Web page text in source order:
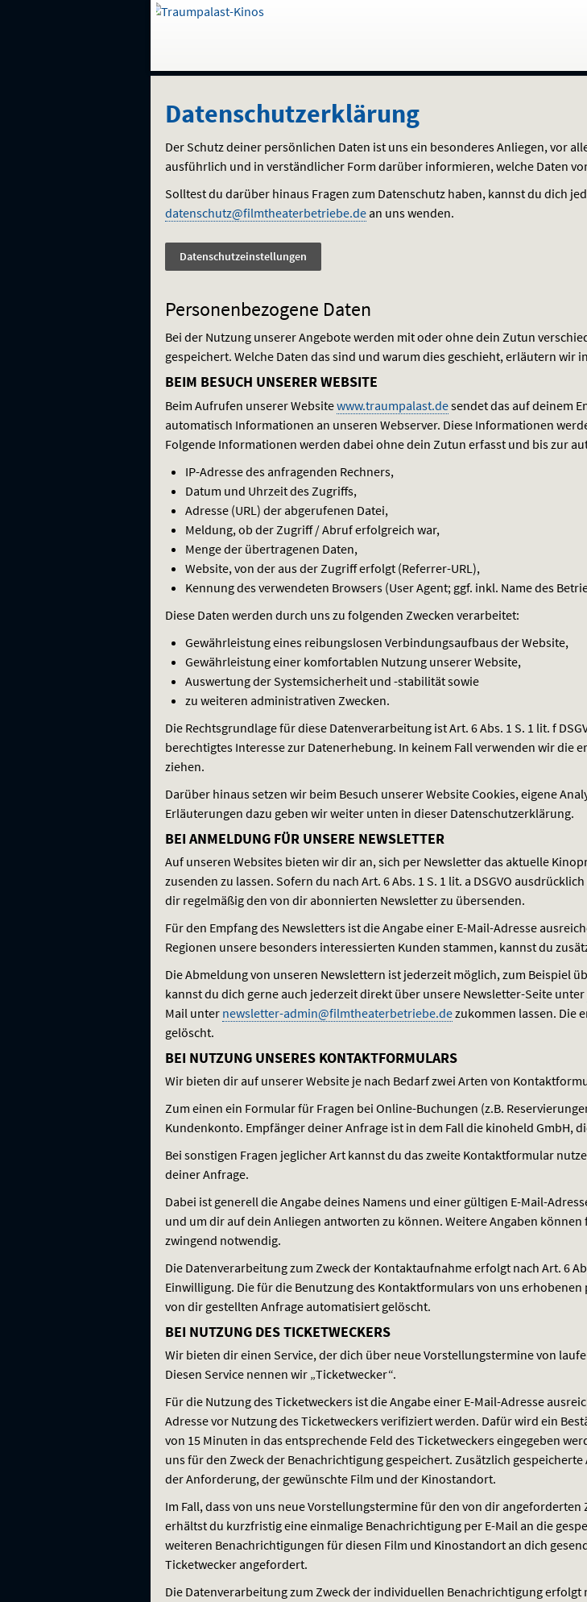
direkt
Inhalt
Menü
und
Service
Gehe
Auswahl
Datenschutzerklärung
Datenschutzerklärung
Der Schutz deiner persönlichen Daten ist uns ein besonderes Anliegen, vor
ausführlich und in verständlicher Form darüber informieren, welche Daten
Solltest du darüber hinaus Fragen zum Datenschutz haben, kannst du dich
datenschutz@filmtheaterbetriebe.de an uns wenden.
Datenschutzeinstellungen
Personenbezogene Daten
Bei der Nutzung unserer Angebote werden mit oder ohne dein Zutun
gespeichert. Welche Daten das sind und warum dies geschieht, erläutern wir
BEIM BESUCH UNSERER WEBSITE
Beim Aufrufen unserer Websitewww.traumpalast.desendet das auf deinem
automatisch Informationen an unseren Webserver. Diese Informationen
Folgende Informationen werden dabei ohne dein Zutun erfasst und bis zur
IP-Adresse des anfragenden Rechners,
Datum und Uhrzeit des Zugriffs,
Adresse (URL ) der abgerufenen Datei,
Meldung, ob der Zugriff / Abruf erfolgreich war,
Menge der übertragenen Daten,
Website, von der aus der Zugriff erfolgt (Referrer-URL ),
Kennung des verwendeten Browsers (User Agent; ggf. inkl. Name des
Diese Daten werden durch uns zu folgenden Zwecken verarbeitet:
Gewährleistung eines reibungslosen Verbindungsaufbaus der Website,
Gewährleistung einer komfortablen Nutzung unserer Website,
Auswertung der Systemsicherheit und -stabilität sowie
zu weiteren administrativen Zwecken.
Die Rechtsgrundlage für diese Datenverarbeitung ist Art. 6 Abs. 1 S. 1 lit. f
berechtigtes Interesse zur Datenerhebung. In keinem Fall verwenden wir die
ziehen.
Darüber hinaus setzen wir beim Besuch unserer Website Cookies, eigene
Erläuterungen dazu geben wir weiter unten in dieser Datenschutzerklärung.
BEI ANMELDUNG FÜR UNSERE NEWSLETTER
Auf unseren Websites bieten wir dir an, sich per Newsletter das aktuelle
zusenden zu lassen. Sofern du nach Art. 6 Abs. 1 S. 1 lit. a DSGVO ausdrücklich
dir regelmäßig den von dir abonnierten Newsletter zu übersenden.
Für den Empfang des Newsletters ist die Angabe einer E-Mail-Adresse
Regionen unsere besonders interessierten Kunden stammen, kannst du
Die Abmeldung von unseren Newslettern ist jederzeit möglich, zum Beispiel
kannst du dich gerne auch jederzeit direkt über unsere Newsletter-Seite unter
Mail unter newsletter-admin@filmtheaterbetriebe.de zukommen lassen. Die
gelöscht.
BEI NUTZUNG UNSERES KONTAKTFORMULARS
Wir bieten dir auf unserer Website je nach Bedarf zwei Arten von
Zum einen ein Formular für Fragen bei Online-Buchungen (z.B.
Kundenkonto. Empfänger deiner Anfrage ist in dem Fall die kinoheld GmbH,
Bei sonstigen Fragen jeglicher Art kannst du das zweite Kontaktformular
deiner Anfrage.
Dabei ist generell die Angabe deines Namens und einer gültigen E-Mail-
und um dir auf dein Anliegen antworten zu können. Weitere Angaben
zwingend notwendig.
Die Datenverarbeitung zum Zweck der Kontaktaufnahme erfolgt nach Art. 6
Einwilligung. Die für die Benutzung des Kontaktformulars von uns
von dir gestellten Anfrage automatisiert gelöscht.
BEI NUTZUNG DES TICKETWECKERS
Wir bieten dir einen Service, der dich über neue Vorstellungstermine von
Diesen Service nennen wir „Ticketwecker“.
Für die Nutzung des Ticketweckers ist die Angabe einer E-Mail-Adresse
Adresse vor Nutzung des Ticketweckers verifiziert werden. Dafür wird ein
von 15 Minuten in das entsprechende Feld des Ticketweckers eingegeben
uns für den Zweck der Benachrichtigung gespeichert. Zusätzlich
der Anforderung, der gewünschte Film und der Kinostandort.
Im Fall, dass von uns neue Vorstellungstermine für den von dir
erhältst du kurzfristig eine einmalige Benachrichtigung per E-Mail an die
weiteren Benachrichtigungen für diesen Film und Kinostandort an dich
Ticketwecker angefordert.
Die Datenverarbeitung zum Zweck der individuellen Benachrichtigung erfolgt